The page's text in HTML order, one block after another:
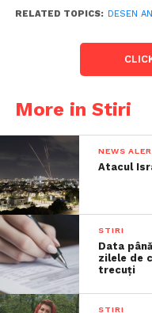
RELATED TOPICS: DESEN
More in Stiri
NEWS
Atacul
STIRI
Data
zilele de
trecuţi
STIRI